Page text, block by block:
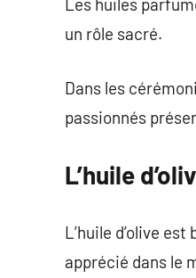
un rôle sacré.
Dans les
passionnés
L’huile
L’huile d’olive
apprécié dans le